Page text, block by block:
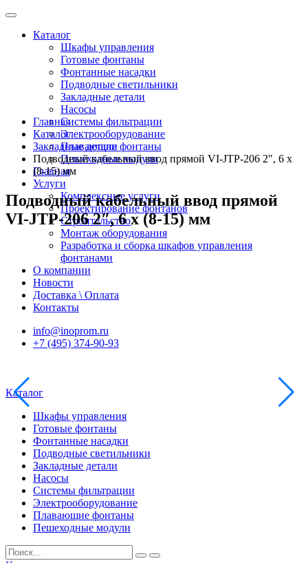
Каталог
Шкафы управления
Готовые фонтаны
Фонтанные насадки
Подводные светильники
Закладные детали
Насосы
Системы фильтрации
Электрооборудование
Плавающие фонтаны
Пешеходные модули
Главная
Услуги
Комплексные услуги
Проектирование фонтанов
Строительство
Монтаж оборудования
Разработка и сборка шкафов управления
фонтанами
О компании
Новости
Доставка \ Оплата
Контакты
info@inoprom.ru
+7 (495) 374-90-93
Каталог
Шкафы управления
Готовые фонтаны
Фонтанные насадки
Подводные светильники
Закладные детали
Насосы
Системы фильтрации
Электрооборудование
Плавающие фонтаны
Пешеходные модули
Главная
Каталог
Закладные детали
Подводный кабельный ввод прямой VI-JTP-206 2″, 6 x
(8-15) мм
Подводный кабельный ввод прямой
VI-JTP-206 2″, 6 x (8-15) мм